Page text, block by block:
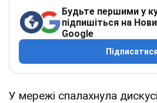
Будьте першими у
підпишіться на
Google
Підписатися
У мережі спалахнула